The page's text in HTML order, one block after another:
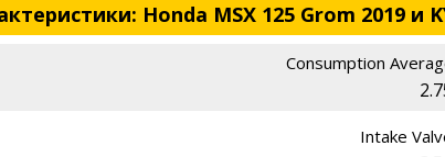
Honda MSX 125 Grom 2019 и
Consumption
Intake